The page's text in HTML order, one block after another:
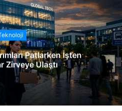
s
i
t
e
s
i
Patlarken İşten
Zirveye Ulaştı